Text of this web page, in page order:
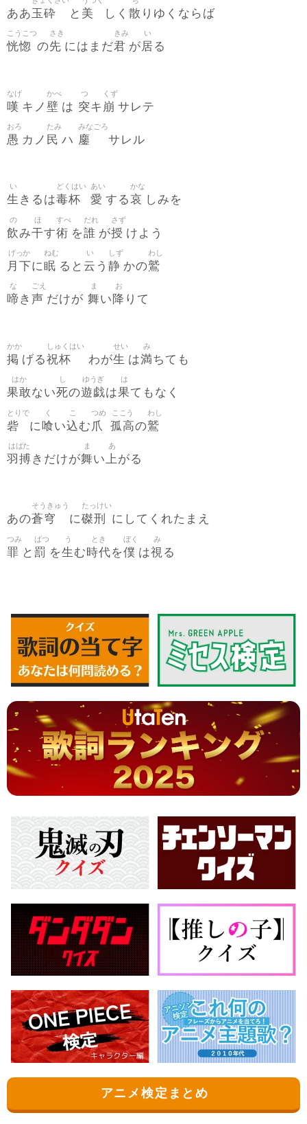
ああ玉砕 と 美 しく 散 りゆくならば
恍惚
こうこつ
の先
さき
にはまだ君
きみ
が居
い
る
嘆
なげ
キノ 壁
かべ
は 突
つ
キ 崩
くず
サレテ
愚
おろ
カノ 民
たみ
ハ 鏖
みなごろ
サレル
生
い
きるは毒杯
どくはい
愛
あい
する哀
かな
しみを
飲
の
み干
ほ
す術
すべ
を誰
だれ
が授
さず
けよう
月下
げっか
に眠
ねむ
ると 云
い
う 静
しず
かの鷲
わし
啼
な
き 声
ごえ
だけが 舞
ま
い 降
お
りて
掲
かか
げる祝杯
しゅくはい
わが生
せい
は満
み
ちても
果敢
はか
ない死
し
の遊戯
ゆうぎ
は果
は
てもなく
砦
とりで
に喰
く
い込
こ
む 爪
つめ
孤高
ここう
の鷲
わし
羽搏
はばた
きだけが舞
ま
い上
あ
がる
あの蒼穹
そうきゅう
に磔刑
たっけい
にしてくれたまえ
罪
つみ
と 罰
ばつ
を生
う
む時代
とき
を僕
ぼく
は視
み
る
アニメ検定まとめ